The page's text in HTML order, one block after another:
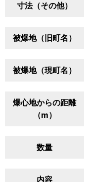
寸法（その他）
被爆地（旧町名）
被爆地（現町名）
爆心地からの距離
（m）
数量
内容